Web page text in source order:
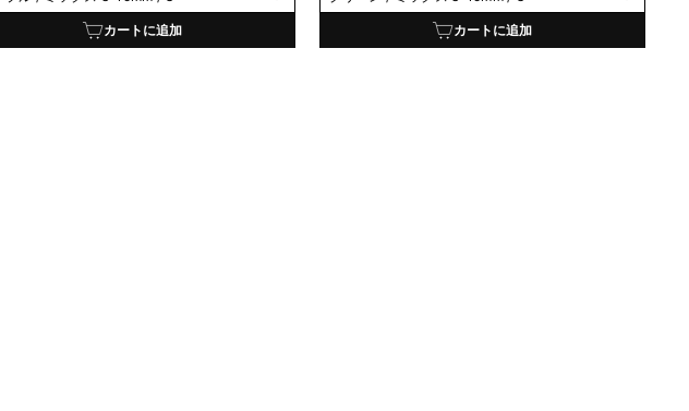
価
格
ル
価
カートに追加
価
格
ル
価
カートに追加